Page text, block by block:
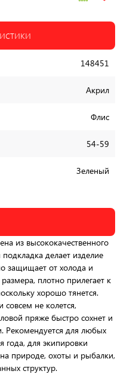
148451
Акрил
Флис
54-59
Зеленый
из высококачественного
делает изделие
защищает от холода и
плотно прилегает к
хорошо тянется.
не колется,
пряже быстро сохнет и
Рекомендуется для любых
года, для экипировки
природе, охоты и рыбалки,
структур.